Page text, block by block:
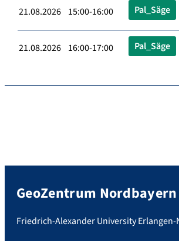
21.08.2026 15:00-16:00 Pal_Säge
21.08.2026 16:00-17:00 Pal_Säge
GeoZentrum Nordbayern
Friedrich-Alexander University